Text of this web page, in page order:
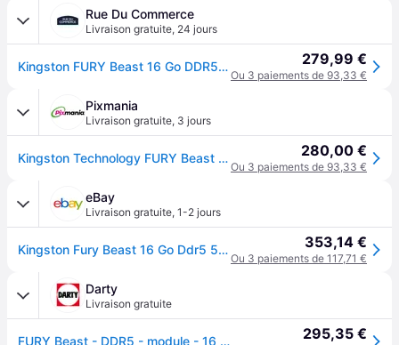
Rue Du Commerce
Livraison gratuite, 24 jours
Kingston FURY Beast 16 Go DDR5 6000 MHz CL36 279,99 €
Ou 3 paiements de 93,33 €
Pixmania
Livraison gratuite, 3 jours
Kingston Technology FURY Beast 16GB 6000MT/s DDR5 CL36 DIMM Black EXPO - Neuf - Noir 280,00 €
Ou 3 paiements de 93,33 €
eBay
Livraison gratuite, 1-2 jours
Kingston Fury Beast 16 Go Ddr5 5200 Mhz Cl40 353,14 €
Ou 3 paiements de 117,71 €
Darty
Livraison gratuite
FURY Beast - DDR5 - module - 16 Go - DIMM 288 broches - 6000 MT/s / PC5-48000 - CL36 - 1.35 V - mémoire sans tampon - on-die ECC - noir 295,35 €